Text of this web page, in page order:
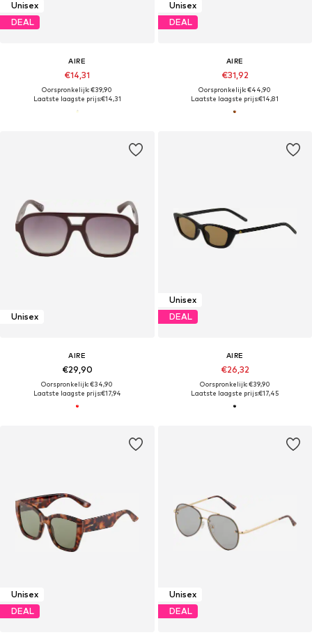
Unisex
DEAL
AIRE
€14,31
Oorspronkelijk: €39,90
Laatste laagste prijs:€14,31
Unisex
DEAL
AIRE
€31,92
Oorspronkelijk: €44,90
Laatste laagste prijs:€14,81
Unisex
AIRE
€29,90
Oorspronkelijk: €34,90
Laatste laagste prijs:€17,94
Unisex
DEAL
AIRE
€26,32
Oorspronkelijk: €39,90
Laatste laagste prijs:€17,45
Unisex
DEAL
Unisex
DEAL